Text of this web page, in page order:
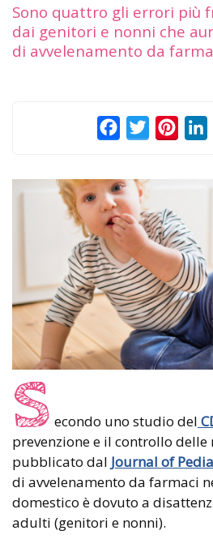
Sono quattro gli errori più
dai genitori e nonni che
di avvelenamento da
FacebookTwitter
S econdo uno studio del
prevenzione e il controllo
pubblicato dal Journal of
di avvelenamento da farmaci
domestico è dovuto a
adulti (genitori e nonni).